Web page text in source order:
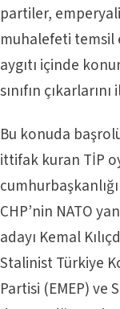
partiler,
muhalefeti
aygıtı içinde
sınıfın
Bu konuda
ittifak kuran TİP
CHP’nin NATO
adayı Kemal
Stalinist Türkiye
Partisi (EMEP) ve